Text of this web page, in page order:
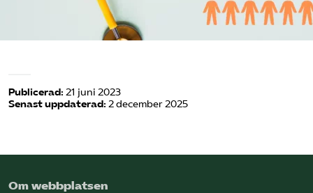
Logga in på Arbetsgivarguiden
Sök på kompetensforetagen.se
Publicerad: 21 juni 2023
Senast uppdaterad: 2 december 2025
Om webbplatsen